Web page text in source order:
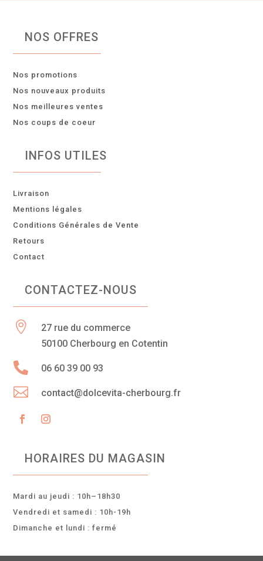
NOS OFFRES
Nos promotions
Nos nouveaux produits
Nos meilleures ventes
Nos coups de coeur
INFOS UTILES
Livraison
Mentions légales
Conditions Générales de Vente
Retours
Contact
CONTACTEZ-NOUS

27 rue du commerce
50100 Cherbourg en Cotentin
 06 60 39 00 93
 contact@dolcevita-cherbourg.fr
HORAIRES DU MAGASIN
Mardi au jeudi : 10h–18h30
Vendredi et samedi : 10h-19h
Dimanche et lundi : fermé